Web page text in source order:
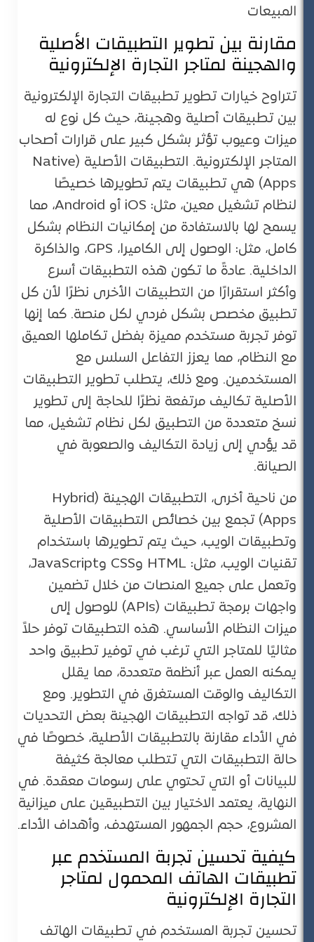
المبيعات​
مقارنة بين تطوير التطبيقات الأصلية
والهجينة لمتاجر التجارة الإلكترونية
تتراوح خيارات تطوير تطبيقات التجارة الإلكترونية
بين تطبيقات أصلية وهجينة، حيث كل نوع له
ميزات وعيوب تؤثر بشكل كبير على قرارات أصحاب
المتاجر الإلكترونية. التطبيقات الأصلية (Native
Apps) هي تطبيقات يتم تطويرها خصيصًا
لنظام تشغيل معين، مثل: iOS أو Android، مما
يسمح لها بالاستفادة من إمكانيات النظام بشكل
كامل، مثل: الوصول إلى الكاميرا، GPS، والذاكرة
الداخلية. عادةً ما تكون هذه التطبيقات أسرع
وأكثر استقرارًا من التطبيقات الأخرى نظرًا لأن كل
تطبيق مخصص بشكل فردي لكل منصة. كما إنها
توفر تجربة مستخدم مميزة بفضل تكاملها العميق
مع النظام، مما يعزز التفاعل السلس مع
المستخدمين. ومع ذلك، يتطلب تطوير التطبيقات
الأصلية تكاليف مرتفعة نظرًا للحاجة إلى تطوير
نسخ متعددة من التطبيق لكل نظام تشغيل، مما
قد يؤدي إلى زيادة التكاليف والصعوبة في
الصيانة​.
من ناحية أخرى، التطبيقات الهجينة (Hybrid
Apps) تجمع بين خصائص التطبيقات الأصلية
وتطبيقات الويب، حيث يتم تطويرها باستخدام
تقنيات الويب، مثل: HTML وCSS وJavaScript،
وتعمل على جميع المنصات من خلال تضمين
واجهات برمجة تطبيقات (APIs) للوصول إلى
ميزات النظام الأساسي. هذه التطبيقات توفر حلاً
مثاليًا للمتاجر التي ترغب في توفير تطبيق واحد
يمكنه العمل عبر أنظمة متعددة، مما يقلل
التكاليف والوقت المستغرق في التطوير. ومع
ذلك، قد تواجه التطبيقات الهجينة بعض التحديات
في الأداء مقارنة بالتطبيقات الأصلية، خصوصًا في
حالة التطبيقات التي تتطلب معالجة كثيفة
للبيانات أو التي تحتوي على رسومات معقدة​. في
النهاية، يعتمد الاختيار بين التطبيقين على ميزانية
المشروع، حجم الجمهور المستهدف، وأهداف الأداء.
كيفية تحسين تجربة المستخدم عبر
تطبيقات الهاتف المحمول لمتاجر
التجارة الإلكترونية
تحسين تجربة المستخدم في تطبيقات الهاتف